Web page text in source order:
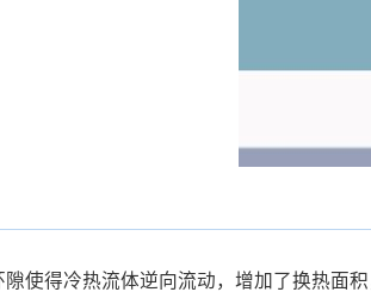
使得冷热流体逆向流动，增加了换热面